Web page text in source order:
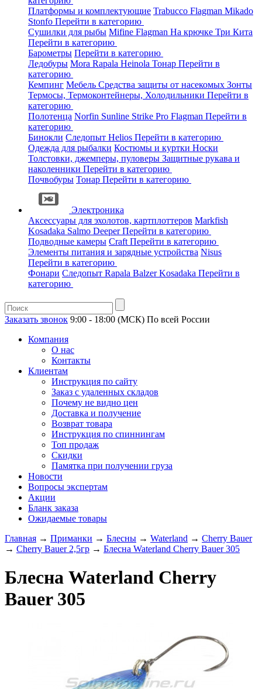
Платформы и комплектующие Trabucco Flagman Mikado
Stonfo Перейти в категорию
Сушилки для рыбы Mifine Flagman На крючке Три Кита
Перейти в категорию
Барометры Перейти в категорию
Ледобуры Mora Rapala Heinola Тонар Перейти в
категорию
Кемпинг Мебель Средства защиты от насекомых Зонты
Термосы, Термоконтейнеры, Холодильники Перейти в
категорию
Полотенца Norfin Sunline Strike Pro Flagman Перейти в
категорию
Бинокли Следопыт Helios Перейти в категорию
Одежда для рыбалки Костюмы и куртки Носки
Толстовки, джемперы, пуловеры Защитные рукава и
наколенники Перейти в категорию
Почвобуры Тонар Перейти в категорию
Электроника
Аксессуары для эхолотов, картплоттеров Markfish
Kosadaka Salmo DeeperПерейти в категорию
Подводные камеры Craft Перейти в категорию
Элементы питания и зарядные устройства Nisus
Перейти в категорию
Фонари Следопыт Rapala BalzerKosadaka Перейти в
категорию
Заказать звонок 9:00 - 18:00 (МСК) По всей России
Компания
О нас
Контакты
Клиентам
Инструкция по сайту
Заказ с удаленных складов
Почему не видно цен
Доставка и получение
Возврат товара
Инструкция по спиннингам
Топ продаж
Скидки
Памятка при получении груза
Новости
Вопросы экспертам
Акции
Бланк заказа
Ожидаемые товары
Главная → Приманки → Блесны → Waterland → Cherry Bauer
→ Cherry Bauer 2,5гр → Блесна Waterland Cherry Bauer 305
Блесна Waterland Cherry
Bauer 305